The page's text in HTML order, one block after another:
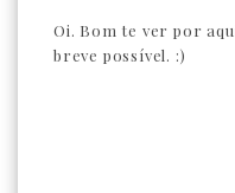
Oi. Bom te ver por
breve possível. :)